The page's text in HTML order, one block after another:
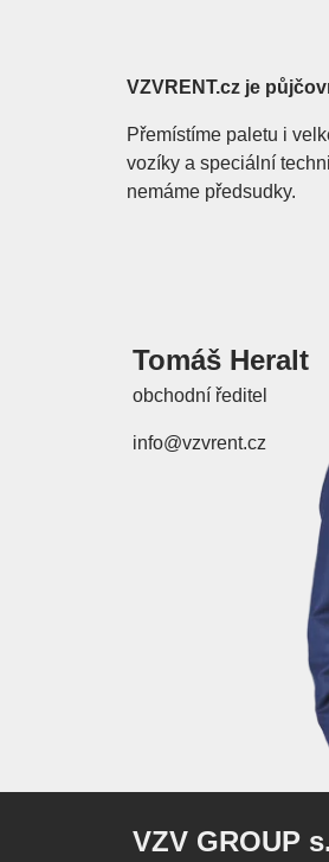
VZVRENT.cz je
Přemístíme paletu i
vozíky a speciální
nemáme předsudky.
Tomáš Heralt
obchodní ředitel
info@vzvrent.cz
VZV GROUP